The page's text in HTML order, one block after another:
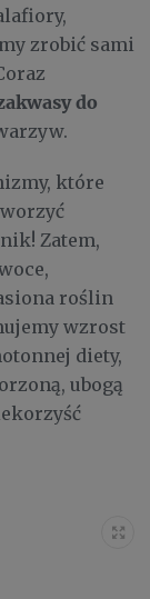
zrobić sami
do
które
Zatem,
roślin
wzrost
diety,
ubogą